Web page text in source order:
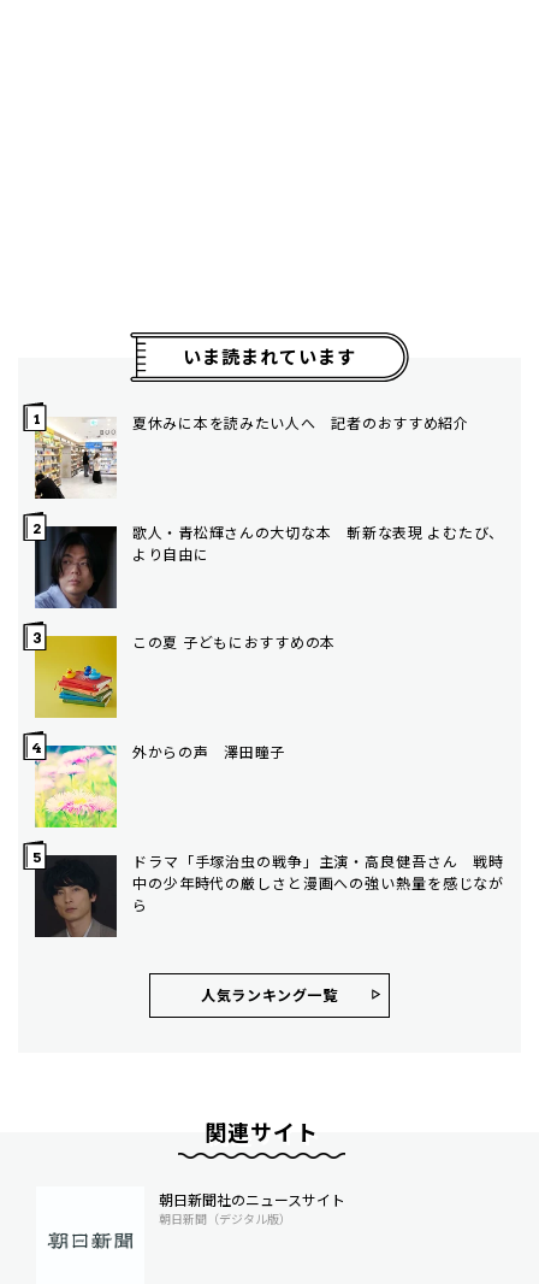
いま読まれています
夏休みに本を読みたい人へ 記者のおすすめ紹介
歌人・青松輝さんの大切な本 斬新な表現 よむたび、
より自由に
この夏 子どもにおすすめの本
外からの声 澤田瞳子
ドラマ「手塚治虫の戦争」主演・高良健吾さん 戦時
中の少年時代の厳しさと漫画への強い熱量を感じなが
ら
人気ランキング⼀覧
関連サイト
朝日新聞社のニュースサイト
朝日新聞（デジタル版）